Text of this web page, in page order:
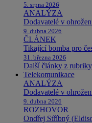
5. srpna 2026
ANALÝZA
Dodavatelé v
9. dubna 2026
ČLÁNEK
Tikající bomba pro
31. března 2026
Další články z
Telekomunikace
ANALÝZA
Dodavatelé v
9. dubna 2026
ROZHOVOR
Ondřej Stříbný